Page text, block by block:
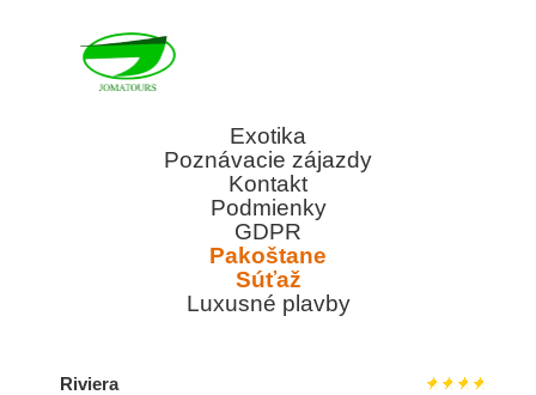
Exotika
Poznávacie zájazdy
Kontakt
Podmienky
GDPR
Pakoštane
Súťaž
Luxusné plavby
Riviera